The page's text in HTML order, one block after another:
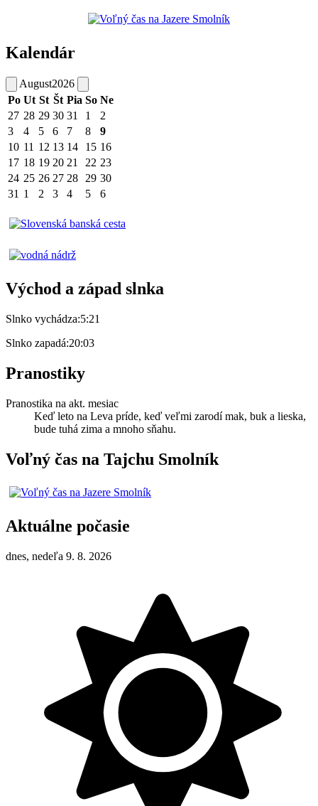
Kalendár
August2026
Po Ut St Št Pia So Ne
27 28 29 30 31 1
2
3
4 5 6 7 8
9
10 11 12 13 14 15 16
17 18 19 20 21 22 23
24 25 26 27 28 29 30
31 1 2 3 4 5 6
Východ a západ slnka
Slnko vychádza:5:21
Slnko zapadá:20:03
Pranostiky
Pranostika na akt. mesiac
Keď leto na Leva príde, keď veľmi zarodí mak, buk a lieska,
bude tuhá zima a mnoho sňahu.
Voľný čas na Tajchu Smolník
Aktuálne počasie
dnes, nedeľa 9. 8. 2026